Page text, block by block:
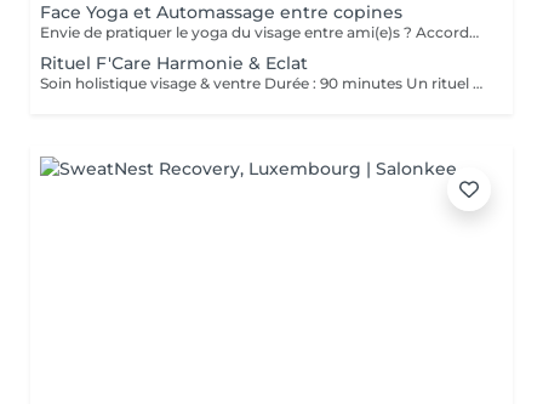
Face Yoga et Automassage entre copines
Envie de pratiquer le yoga du visage entre ami(e)s ? Accordez-vous un moment de détente et de partage, tout en apprenant les pratiques de Yoga facial et de l'automassage. Des solutions naturelles et efficaces pour tonifier, lisser, restructurer le visage, et raviver l'éclat. Franciane adapte le contenu du cours selon votre tranche d'âge, vos préoccupations et envies. Les cours collectifs sont proposés pour des groupes de 3 à 10 personnes. Prix dégressif à partir de 5 participantes Cours de 60 minutes en présentiel chez F'Care Studio, 22 rue de Bruxelles, L-8223 Mamer (Luxembourg).
Rituel F'Care Harmonie & Eclat
Soin holistique visage & ventre Durée : 90 minutes Un rituel profondément rééquilibrant qui relie le ventre, le visage et le système nerveux pour libérer les tensions accumulées, alléger le corps et révéler l'éclat naturel du visage. Le Rituel F'Care Harmonie & Éclat débute par un massage abdominal inspiré du Chi Nei Tsang, associé à des techniques de drainage et de travail manuel profond visant à relâcher les tensions physiques et émotionnelles logées dans le ventre. Cette première étape favorise une sensation de légèreté, améliore la circulation et invite le corps à un profond lâcher-prise. Le soin se poursuit avec un massage de la nuque, du cuir chevelu et un massage Face Sculpting sur mesure du visage., Les tensions musculaires se relâchent, les traits se défatiguent, les volumes du visage retrouvent davantage d'harmonie et la peau révèle un éclat plus frais et lumineux. Chaque séance est adaptée aux besoins du moment afin d'accompagner le visage et le corps vers un équilibre plus global. Bienfaits du rituel : Libération des tensions abdominales et émotionnelles Sensation de légèreté et de fluidité dans le corps Relâchement des tensions du visage, de la nuque et des trapèzes Drainage et stimulation de la circulation Traits plus détendus et visage plus lumineux Soutien de l'équilibre global du corps et du système nerveux Résultat : Le ventre se relâche, la respiration devient plus fluide, le visage retrouve de la douceur et de l'éclat. Le corps s'allège, l'esprit s'apaise et une sensation profonde d'harmonie intérieure s'installe.